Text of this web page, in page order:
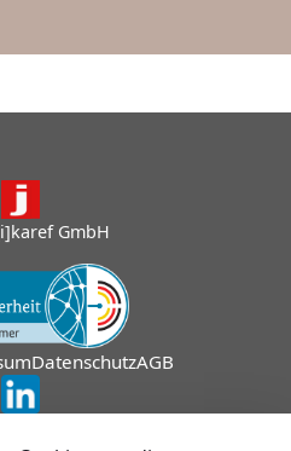
GmbH
DatenschutzAGB